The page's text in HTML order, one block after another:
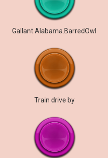
Gallant.Alabama.BarredOwl
Train drive by